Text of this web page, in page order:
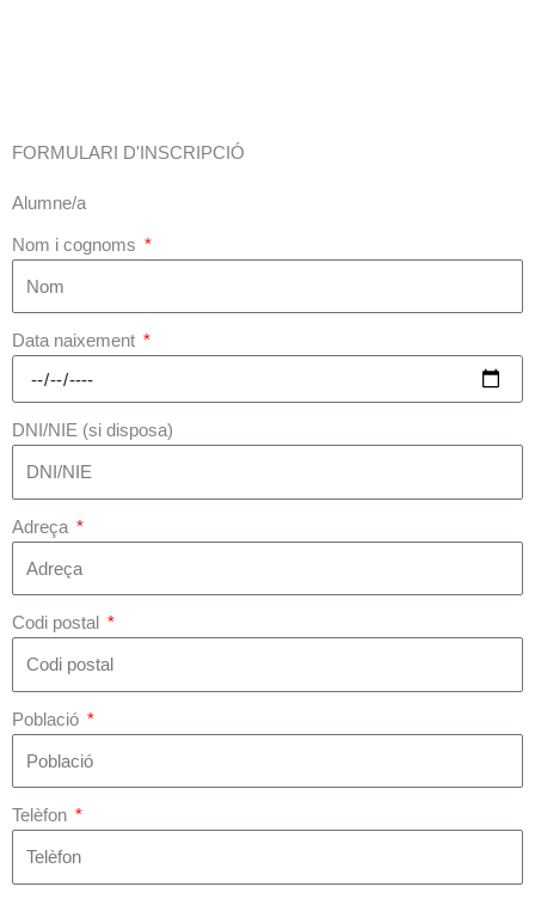
FORMULARI D'INSCRIPCIÓ
Alumne/a
Nom i cognoms
Data naixement
DNI/NIE (si disposa)
Adreça
Codi postal
Població
Telèfon